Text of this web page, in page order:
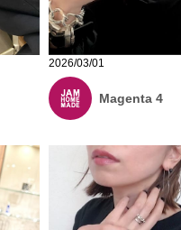
2026/03/01
Magenta 4